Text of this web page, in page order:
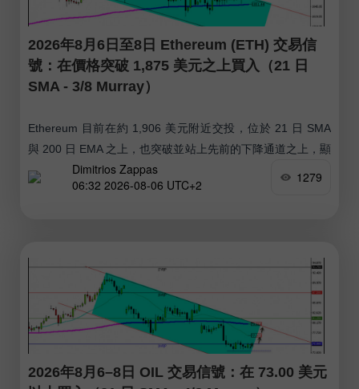
2026年8月6日至8日 Ethereum (ETH) 交易信
號：在價格突破 1,875 美元之上買入（21 日
SMA - 3/8 Murray）
Ethereum 目前在約 1,906 美元附近交投，位於 21 日 SMA
與 200 日 EMA 之上，也突破並站上先前的下降通道之上，顯
示出偏多的走勢。 在週三的美國交易時段中，Ethereum 突破
了 1,875 美元，隨後迅速上攻至 1,930 美元一帶。
Dimitrios Zappas
06:32 2026-08-06 UTC+2
1279
2026年8月6–8日 OIL 交易信號：在 73.00 美元